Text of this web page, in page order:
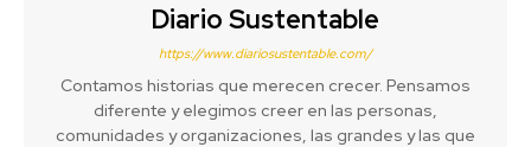
Diario Sustentable
https://www.diariosustentable.com/
Contamos historias que merecen crecer. Pensamos
diferente y elegimos creer en las personas,
comunidades y organizaciones, las grandes y las que